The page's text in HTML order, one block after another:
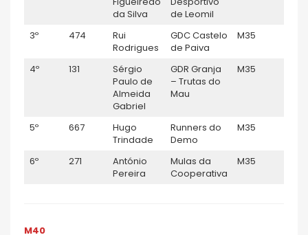
da Silva
de Leomil
3º 474
Rui
Rodrigues
GDC Castelo
de Paiva
M35
4º 131
Sérgio
Paulo de
Almeida
Gabriel
GDR Granja
– Trutas do
Mau
M35
5º 667
Hugo
Trindade
Runners do
Demo
M35
6º 271
António
Pereira
Mulas da
Cooperativa
M35
M40